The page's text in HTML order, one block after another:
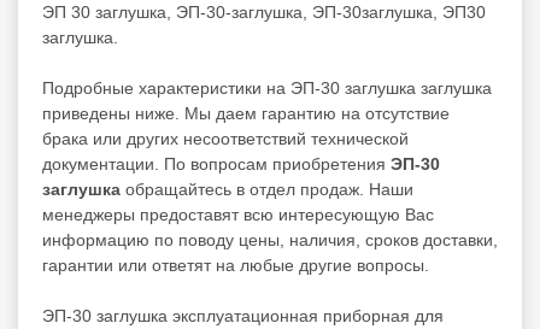
ЭП 30 заглушка, ЭП-30-заглушка, ЭП-30заглушка, ЭП30
заглушка.
Подробные характеристики на ЭП-30 заглушка заглушка
приведены ниже. Мы даем гарантию на отсутствие
брака или других несоответствий технической
документации. По вопросам приобретения ЭП-30
заглушка обращайтесь в отдел продаж. Наши
менеджеры предоставят всю интересующую Вас
информацию по поводу цены, наличия, сроков доставки,
гарантии или ответят на любые другие вопросы.
ЭП-30 заглушка эксплуатационная приборная для